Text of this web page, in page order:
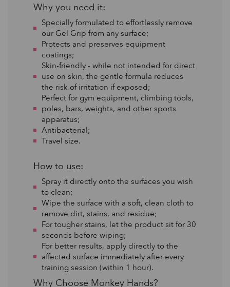
Why you need it:
Specially formulated to effortlessly remove
our Gel Grip from any surface;
Protects and preserves equipment
coatings;
Skin-friendly - while not intended for direct
use on skin, the gentle formula reduces
the risk of irritation if exposed;
Perfect for gym equipment, climbing tools,
poles, bars, weights, and other sports
apparatus;
Antibacterial;
Travel size.
How to use:
Spray it directly onto the surfaces you wish
to clean;
Wipe the surface with a soft, clean cloth to
remove dirt, stains, and residue;
For tougher stains, let the product sit for 30
seconds before wiping;
For better results, apply directly to the
affected surface immediately after every
training session (within 1 hour).
Why Choose Monkey Hands?